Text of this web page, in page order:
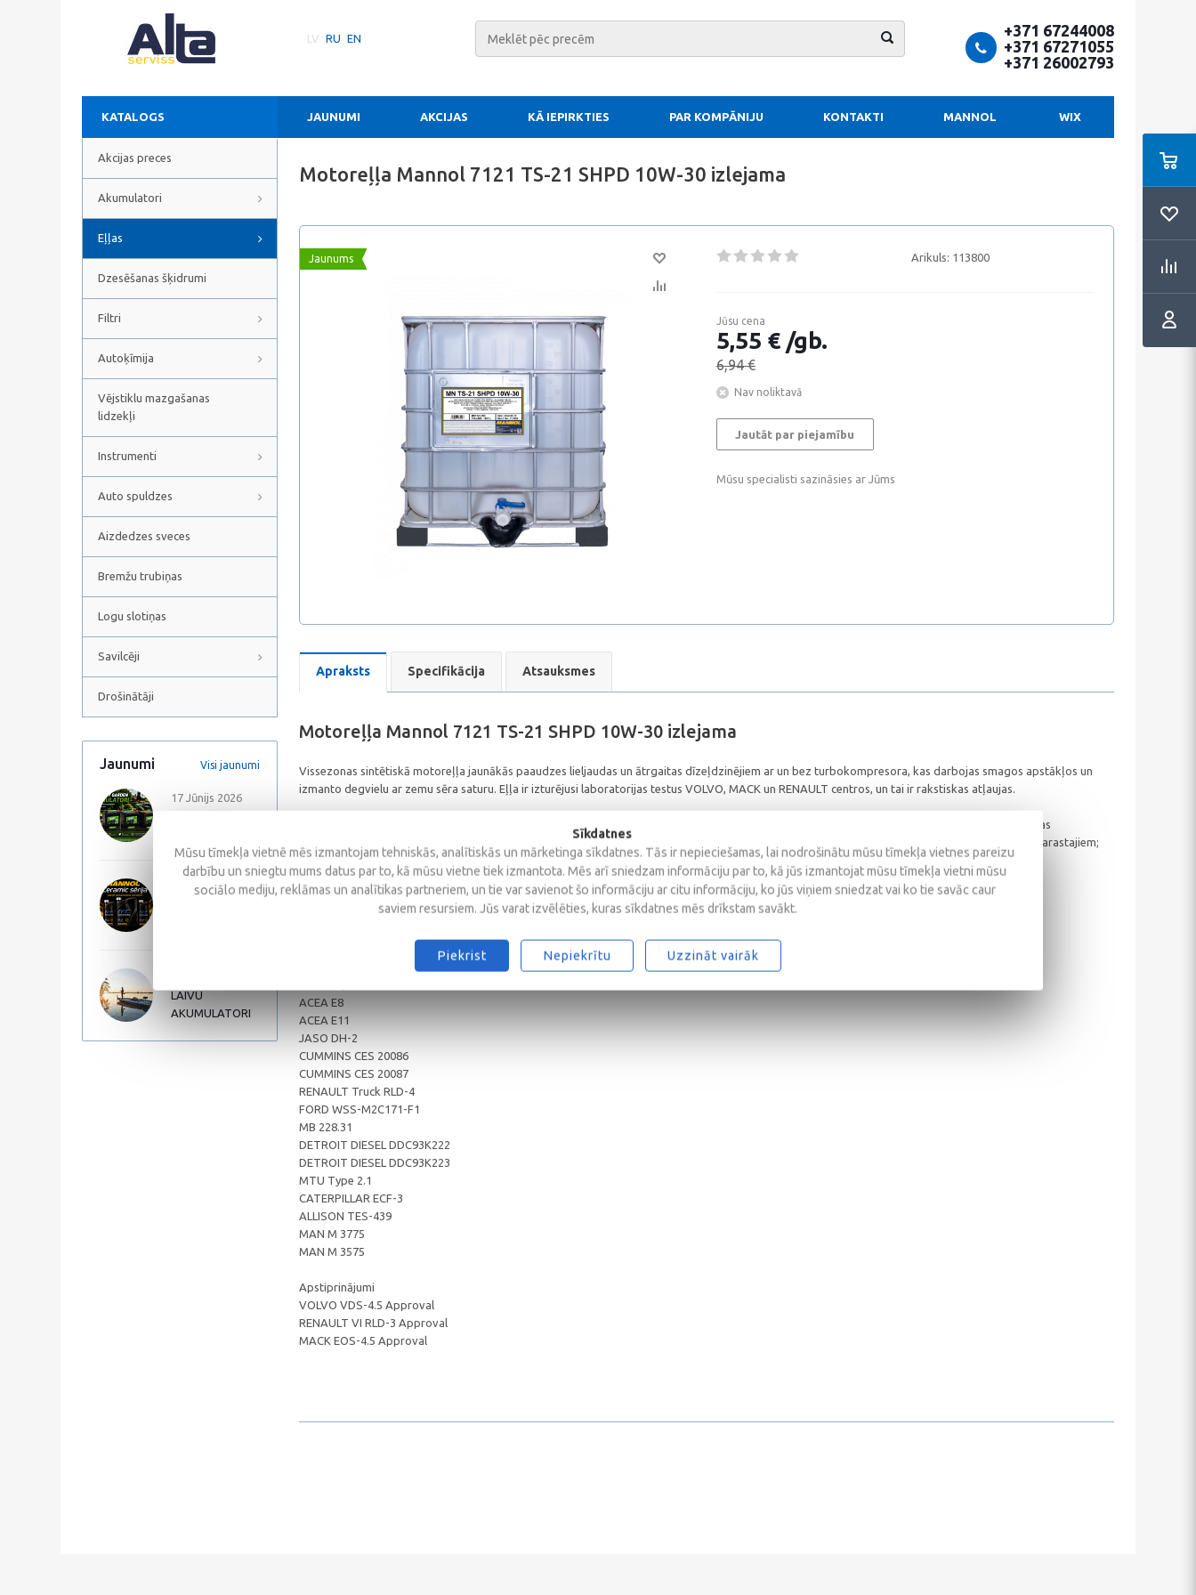
LV RU EN
+371 67244008
+371 67271055
+371 26002793
KATALOGS JAUNUMI AKCIJAS KĀ IEPIRKTIES PAR KOMPĀNIJU KONTAKTI MANNOL WIX
Akcijas preces
Akumulatori
Eļļas
Dzesēšanas šķidrumi
Filtri
Autoķīmija
Vējstiklu mazgašanas
lidzekļi
Instrumenti
Auto spuldzes
Aizdedzes sveces
Bremžu trubiņas
Logu slotiņas
Savilcēji
Drošinātāji
Jaunumi Visi jaunumi
17 Jūnijs 2026
15 Maijs 2026
LAIVU
AKUMULATORI
Motoreļļa Mannol 7121 TS-21 SHPD 10W-30 izlejama
Jaunums Arikuls: 113800
Jūsu cena
5,55 € /gb.
6,94 €
Nav noliktavā
Jautāt par piejamību
Mūsu specialisti sazināsies ar Jūms
Apraksts Specifikācija Atsauksmes
Motoreļļa Mannol 7121 TS-21 SHPD 10W-30 izlejama
Vissezonas sintētiskā motoreļļa jaunākās paaudzes lieljaudas un ātrgaitas dīzeļdzinējiem ar un bez turbokompresora, kas darbojas smagos apstākļos un
izmanto degvielu ar zemu sēra saturu. Eļļa ir izturējusi laboratorijas testus VOLVO, MACK un RENAULT centros, un tai ir rakstiskas atļaujas.
- Unikālā sintētiskā formula nodrošina eļļai izturību pret novecošanos, bet, pateicoties pazeminātai iztvaikošanai un paaugstinātai uzliesmošanas
temperatūrai, samazina eļļas patēriņu, kas ļauj to izmantot dzinējos ar pagarinātiem eļļas maiņas intervāliem (Long Life līdz pat 90 000 km) un parastajiem;
- Savienojama ar visām izplūdes gāzu pēcapstrādes sistēmām, DPF, TWC, EGR un SCR, izmantojot Low SAPS tehnoloģiju;
Paredzēta lietošanai Euro I – V un VI dzinējos, kur nepieciešami CK-4 vai zemāki veiktspējas līmeņi.
ACEA E8
ACEA E11
JASO DH-2
CUMMINS CES 20086
CUMMINS CES 20087
RENAULT Truck RLD-4
FORD WSS-M2C171-F1
MB 228.31
DETROIT DIESEL DDC93K222
DETROIT DIESEL DDC93K223
MTU Type 2.1
CATERPILLAR ECF-3
ALLISON TES-439
MAN M 3775
MAN M 3575
Apstiprinājumi
VOLVO VDS-4.5 Approval
RENAULT VI RLD-3 Approval
MACK EOS-4.5 Approval
Sīkdatnes
Mūsu tīmekļa vietnē mēs izmantojam tehniskās, analītiskās un mārketinga sīkdatnes. Tās ir nepieciešamas, lai nodrošinātu mūsu tīmekļa vietnes pareizu
darbību un sniegtu mums datus par to, kā mūsu vietne tiek izmantota. Mēs arī sniedzam informāciju par to, kā jūs izmantojat mūsu tīmekļa vietni mūsu
sociālo mediju, reklāmas un analītikas partneriem, un tie var savienot šo informāciju ar citu informāciju, ko jūs viņiem sniedzat vai ko tie savāc caur
saviem resursiem. Jūs varat izvēlēties, kuras sīkdatnes mēs drīkstam savākt.
Piekrist Nepiekrītu Uzzināt vairāk